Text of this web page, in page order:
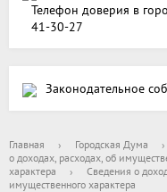
Телефон доверия в
41-30-27
Законодательное
Главная › Городская Дума ›
о доходах, расходах, об
характера
›
Сведения о
имущественного характера